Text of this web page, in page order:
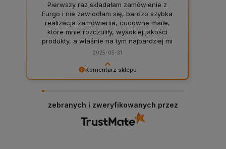
Komentarz sklepu
klientów takich jak Ty i jesteśmy zadowoleni, że
nam się udało. Mamy nadzieję, że do nas wrócisz
Pierwszy raz składałam zamówienie z
Furgo i nie zawiodłam się, bardzo szybka
realizacja zamówienia, cudowne maile,
które mnie rozczuliły, wysokiej jakości
produkty, a właśnie na tym najbardziej mi
zależało, moje wymarzone zamówienie
wymaganiom, wszystkie 16 produktów,
które potrzebowałam mogłam zamówić w
musiałam składać zamówień na kilkunastu
stronach. Z ręką na sercu ja i moje
szczury polecamy właśnie tutaj składać
2025-05-31
zebranych i zweryfikowanych przez